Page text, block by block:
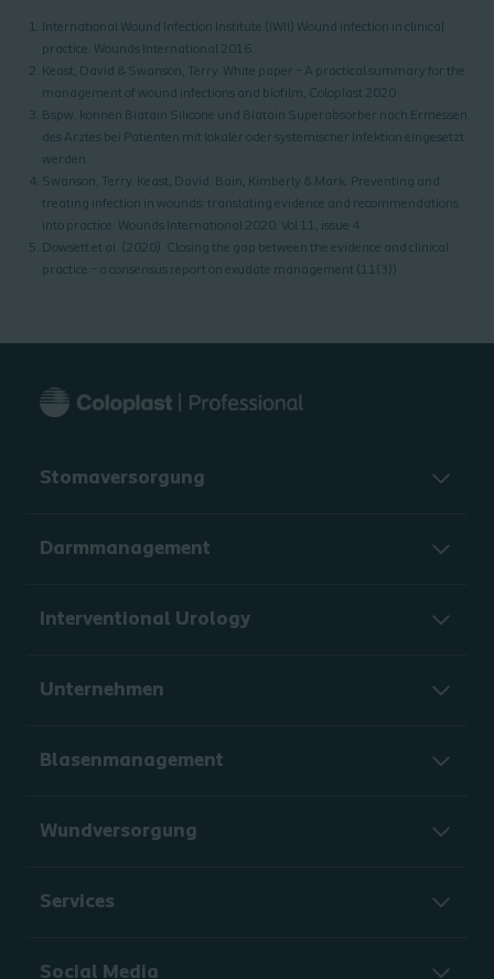
International Wound Infection Institute (IWII) Wound infection in clinical
practice. Wounds International 2016.
Keast, David & Swanson, Terry. White paper – A practical summary for the
management of wound infections and biofilm, Coloplast 2020
Bspw. können Biatain Silicone und Biatain Superabsorber nach Ermessen
des Arztes bei Patienten mit lokaler oder systemischer Infektion eingesetzt
werden.
Swanson, Terry. Keast, David. Bain, Kimberly & Mark. Preventing and
treating infection in wounds: translating evidence and recommendations
into practice. Wounds International 2020. Vol 11, issue 4
Dowsett et al. (2020). Closing the gap between the evidence and clinical
practice – a consensus report on exudate management (11(3))
Stomaversorgung
Darmmanagement
Interventional Urology
Unternehmen
Blasenmanagement
Wundversorgung
Services
Social Media